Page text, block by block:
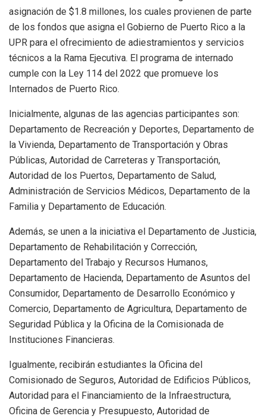
asignación de $1.8 millones, los cuales provienen de parte
de los fondos que asigna el Gobierno de Puerto Rico a la
UPR para el ofrecimiento de adiestramientos y servicios
técnicos a la Rama Ejecutiva. El programa de internado
cumple con la Ley 114 del 2022 que promueve los
Internados de Puerto Rico.
Inicialmente, algunas de las agencias participantes son:
Departamento de Recreación y Deportes, Departamento de
la Vivienda, Departamento de Transportación y Obras
Públicas, Autoridad de Carreteras y Transportación,
Autoridad de los Puertos, Departamento de Salud,
Administración de Servicios Médicos, Departamento de la
Familia y Departamento de Educación.
Además, se unen a la iniciativa el Departamento de Justicia,
Departamento de Rehabilitación y Corrección,
Departamento del Trabajo y Recursos Humanos,
Departamento de Hacienda, Departamento de Asuntos del
Consumidor, Departamento de Desarrollo Económico y
Comercio, Departamento de Agricultura, Departamento de
Seguridad Pública y la Oficina de la Comisionada de
Instituciones Financieras.
Igualmente, recibirán estudiantes la Oficina del
Comisionado de Seguros, Autoridad de Edificios Públicos,
Autoridad para el Financiamiento de la Infraestructura,
Oficina de Gerencia y Presupuesto, Autoridad de